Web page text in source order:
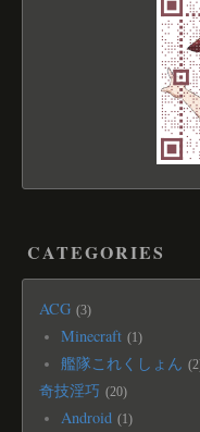
CATEGORIES
ACG 3
Minecraft 1
艦隊これくしょん 2
奇技淫巧 20
Android 1